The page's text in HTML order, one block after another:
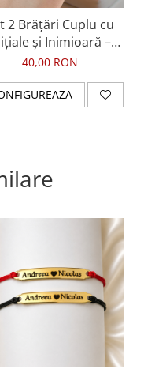
2 Brățări Cuplu cu
și Inimioară –
Inox Waterproof
40,00 RON